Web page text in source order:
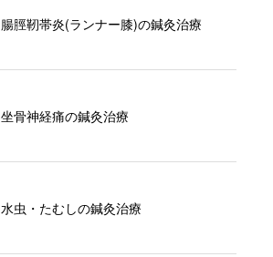
腸脛靭帯炎(ランナー膝)の鍼灸治療
坐骨神経痛の鍼灸治療
水虫・たむしの鍼灸治療